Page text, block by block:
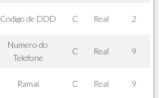
Codigo de DDD C Real 2
Numero do
Telefone
C Real 9
Ramal C Real 9